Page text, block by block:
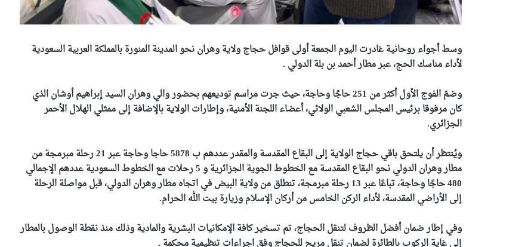
وسط أجواء روحانيةغادرتاليوم الجمعة أولى قوافل حجاج ولاية وهران نحو المدينة المنورة بالمملكة العربية السعودية
لأداء مناسك الحج، عبر مطار أحمد بن بلة الدولي .
وضمّ الفوج الأول أكثر من 251 حاجًا وحاجة، حيث جرت مراسم توديعهم بحضور والي وهران السيد إبراهيم أوشان الذي
كان مرفوقا برئيس المجلس الشعبي الولائي، أعضاء اللجنة الأمنية، وإطارات الولاية بالإضافة إلى ممثلي الهلال الأحمر
الجزائري.
ويُنتظر أن يلتحق باقي حجاج الولاية إلى البقاع المقدسة والمقدر عددهم ب 5878 حاجا وحاجة عبر 21 رحلة مبرمجة من
مطار وهران الدولي نحو البقاع المقدسة مع الخطوط الجوية الجزائرية و 5 رحلات مع الخطوط السعودية عددهم الإجمالي
480 حاجًا وحاجة، تباعًا عبر 13 رحلة مبرمجة، تنطلق من ولاية البيض في اتجاه مطار وهران الدولي، قبل مواصلة الرحلة
إلى الأراضي المقدسة، لأداء الركن الخامس من أركان الإسلام وزيارة بيت الله الحرام.
وفي إطار ضمان أفضل الظروف لتنقل الحجاج، تم تسخير كافة الإمكانيات البشرية والمادية وذلك منذ نقطة الوصول بالمطار
وهران خضراء تكثف عمليات
وتحسين المحيط الحضري